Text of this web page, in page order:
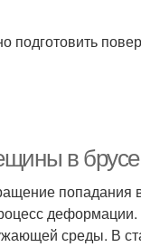
подготовить
в
попадания
среды. В